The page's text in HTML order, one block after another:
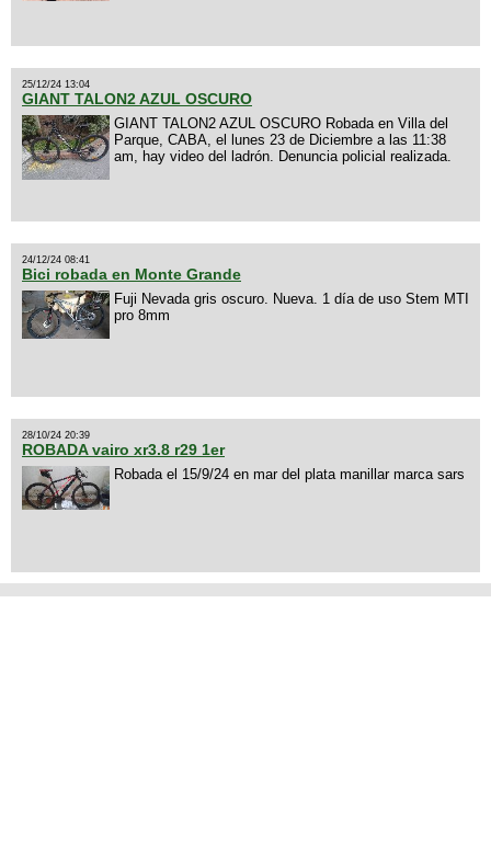
25/12/24 13:04
GIANT TALON2 AZUL OSCURO
GIANT TALON2 AZUL OSCURO Robada en Villa del
Parque, CABA, el lunes 23 de Diciembre a las 11:38
am, hay video del ladrón. Denuncia policial realizada.
24/12/24 08:41
Bici robada en Monte Grande
Fuji Nevada gris oscuro. Nueva. 1 día de uso Stem MTI
pro 8mm
28/10/24 20:39
ROBADA vairo xr3.8 r29 1er
Robada el 15/9/24 en mar del plata manillar marca sars